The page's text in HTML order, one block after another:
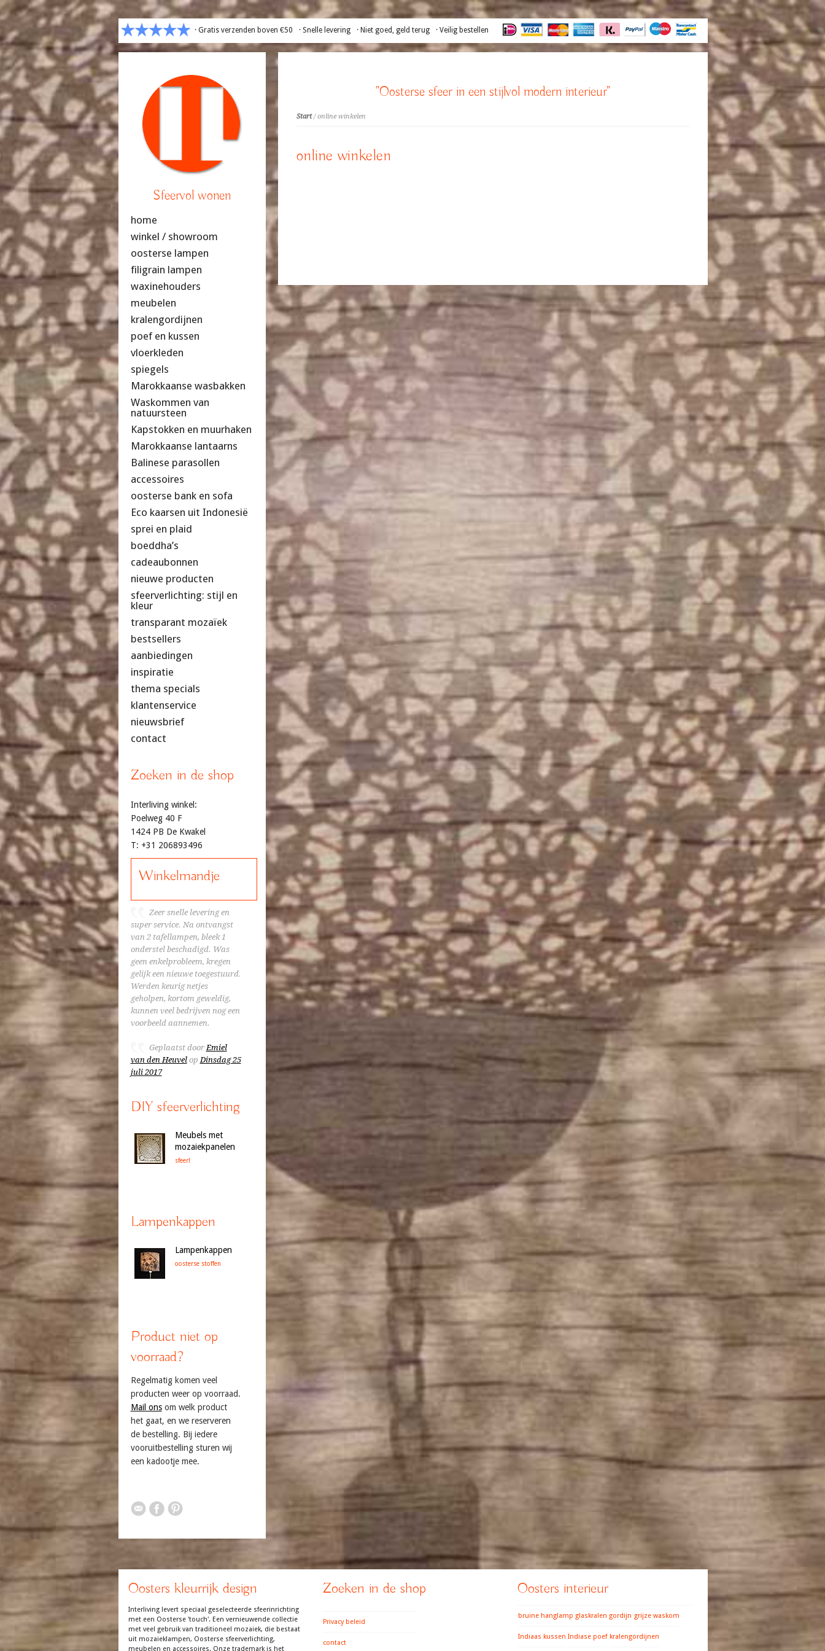
· Gratis verzenden boven €50 · Snelle levering · Niet goed, geld terug · Veilig bestellen
"Oosterse sfeer in een stijlvol modern interieur"
Start/ online winkelen
online winkelen
Sfeervol wonen
home
winkel / showroom
oosterse lampen
filigrain lampen
waxinehouders
meubelen
kralengordijnen
poef en kussen
vloerkleden
spiegels
Marokkaanse wasbakken
Waskommen van
natuursteen
Kapstokken en muurhaken
Marokkaanse lantaarns
Balinese parasollen
accessoires
oosterse bank en sofa
Eco kaarsen uit Indonesië
sprei en plaid
boeddha’s
cadeaubonnen
nieuwe producten
sfeerverlichting: stijl en
kleur
transparant mozaïek
bestsellers
aanbiedingen
inspiratie
thema specials
klantenservice
nieuwsbrief
contact
Zoeken in de shop
Interliving winkel:
Poelweg 40 F
1424 PB De Kwakel
T: +31 206893496
Winkelmandje
Zeer snelle levering en
super service. Na ontvangst
van 2 tafellampen, bleek 1
onderstel beschadigd. Was
geen enkelprobleem, kregen
gelijk een nieuwe toegestuurd.
Werden keurig netjes
geholpen, kortom geweldig,
kunnen veel bedrijven nog een
voorbeeld aannemen.
Geplaatst doorEmiel
van den HeuvelopDinsdag 25
juli 2017
DIY sfeerverlichting
Meubels met
mozaiekpanelen
sfeer!
Lampenkappen
Lampenkappen
oosterse stoffen
Product niet op
voorraad?
Regelmatig komen veel
producten weer op voorraad.
Mail onsom welk product
het gaat, en we reserveren
de bestelling. Bij iedere
vooruitbestelling sturen wij
een kadootje mee.
Oosters kleurrijk design
Interliving levert speciaal geselecteerde sfeerinrichting
met een Oosterse 'touch'. Een vernieuwende collectie
met veel gebruik van traditioneel mozaiek, die bestaat
uit mozaieklampen, Oosterse sfeerverlichting,
meubelen en accessoires. Onze trademark is het
Zoeken in de shop
Privacy beleid
contact
Oosters interieur
bruine hanglamp glaskralen gordijn grijze waskom
Indiaas kussen Indiase poef kralengordijnen